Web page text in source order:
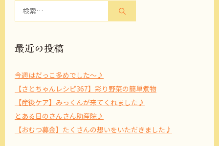
最近の投稿
今週はだっこ多めでした～♪
【さとちゃんレシピ367】彩り野菜の簡単煮物
【産後ケア】みっくんが来てくれました♪
とある日のさんさん助産院♪
【おむつ募金】たくさんの想いをいただきました♪